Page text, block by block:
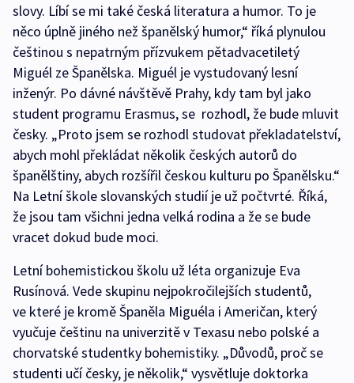
slovy. Líbí se mi také česká literatura a humor. To je
něco úplně jiného než španělský humor,“ říká plynulou
češtinou s nepatrným přízvukem pětadvacetiletý
Miguél ze Španělska. Miguél je vystudovaný lesní
inženýr. Po dávné návštěvě Prahy, kdy tam byl jako
student programu Erasmus, se rozhodl, že bude mluvit
česky. „Proto jsem se rozhodl studovat překladatelství,
abych mohl překládat několik českých autorů do
španělštiny, abych rozšířil českou kulturu po Španělsku.“
Na Letní škole slovanských studií je už počtvrté. Říká,
že jsou tam všichni jedna velká rodina a že se bude
vracet dokud bude moci.
Letní bohemistickou školu už léta organizuje Eva
Rusínová. Vede skupinu nejpokročilejších studentů,
ve které je kromě Španěla Miguéla i Američan, který
vyučuje češtinu na univerzitě v Texasu nebo polské a
chorvatské studentky bohemistiky. „Důvodů, proč se
studenti učí česky, je několik,“ vysvětluje doktorka